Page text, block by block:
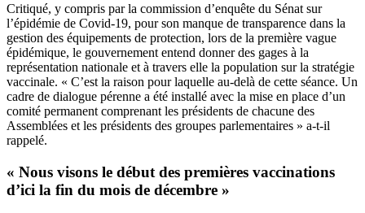
Critiqué, y compris parla commission d’enquête du Sénat sur
l’épidémie de Covid-19, pour son manque de transparence dans la
gestion des équipements de protection, lors de la première vague
épidémique, le gouvernement entend donner des gages à la
représentation nationale et à travers elle la population sur la stratégie
vaccinale. « C’est la raison pour laquelle au-delà de cette séance. Un
cadre de dialogue pérenne a été installé avec la mise en place d’un
comité permanent comprenant les présidents de chacune des
Assemblées et les présidents des groupes parlementaires » a-t-il
rappelé.
« Nous visons le début des premières vaccinations
d’ici la fin du mois de décembre »